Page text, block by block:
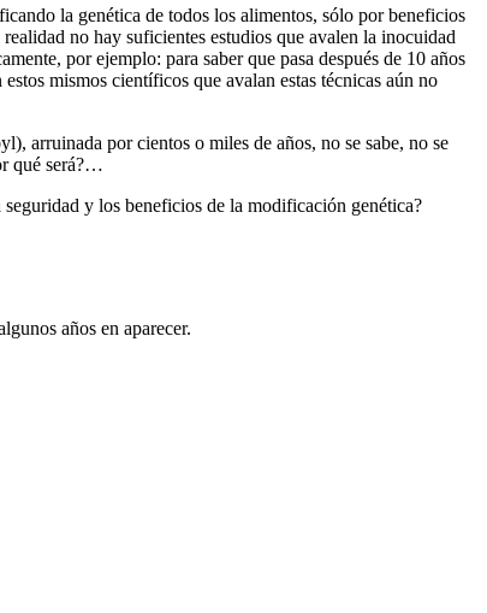
la genética de todos los alimentos, sólo por beneficios
no hay suficientes estudios que avalen la inocuidad
por ejemplo: para saber que pasa después de 10 años
mismos científicos que avalan estas técnicas aún no
arruinada por cientos o miles de años, no se sabe, no se
qué será?…
y los beneficios de la modificación genética?
años en aparecer.